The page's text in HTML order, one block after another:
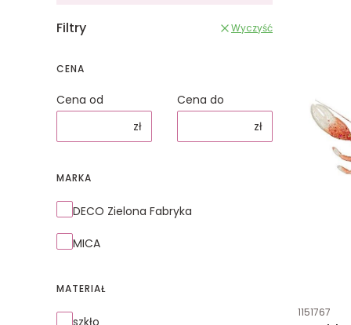
Filtry Wyczyść
CENA
Cena od
zł
Cena do
zł
MARKA
Marka
DECO Zielona Fabryka
MICA
MATERIAŁ
Materiał
szkło
Kod
1151767